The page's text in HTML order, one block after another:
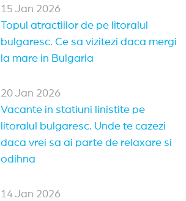
15 Jan 2026
Topul atractiilor de pe litoralul
bulgaresc. Ce sa vizitezi daca mergi
la mare in Bulgaria
20 Jan 2026
Vacante in statiuni linistite pe
litoralul bulgaresc. Unde te cazezi
daca vrei sa ai parte de relaxare si
odihna
14 Jan 2026